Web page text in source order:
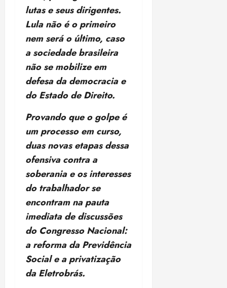
lutas e seus dirigentes.
Lula não é o primeiro
nem será o último, caso
a sociedade brasileira
não se mobilize em
defesa da democracia e
do Estado de Direito.
Provando que o golpe é
um processo em curso,
duas novas etapas dessa
ofensiva contra a
soberania e os interesses
do trabalhador se
encontram na pauta
imediata de discussões
do Congresso Nacional:
a reforma da Previdência
Social e a privatização
da Eletrobrás.